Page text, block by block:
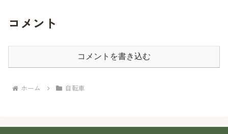
コメント
コメントを書き込む
ホーム 自転車